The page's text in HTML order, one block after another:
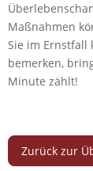
Zurück zur
Maßnahmen
Sie im Ernstfall
bemerken,
Minute zählt!